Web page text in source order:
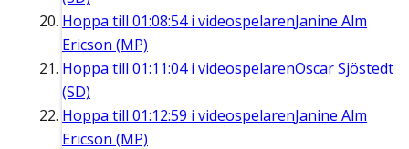
Hoppa till 01:08:54i videospelarenJanine Alm
Ericson (MP)
Hoppa till 01:11:04i videospelarenOscar Sjöstedt
(SD)
Hoppa till 01:12:59 i videospelarenJanine Alm
Ericson (MP)